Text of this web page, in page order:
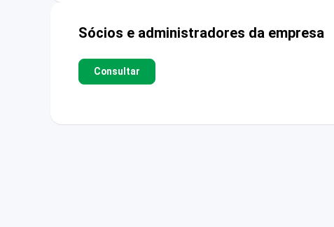
Sócios e administradores da empresa
Consultar